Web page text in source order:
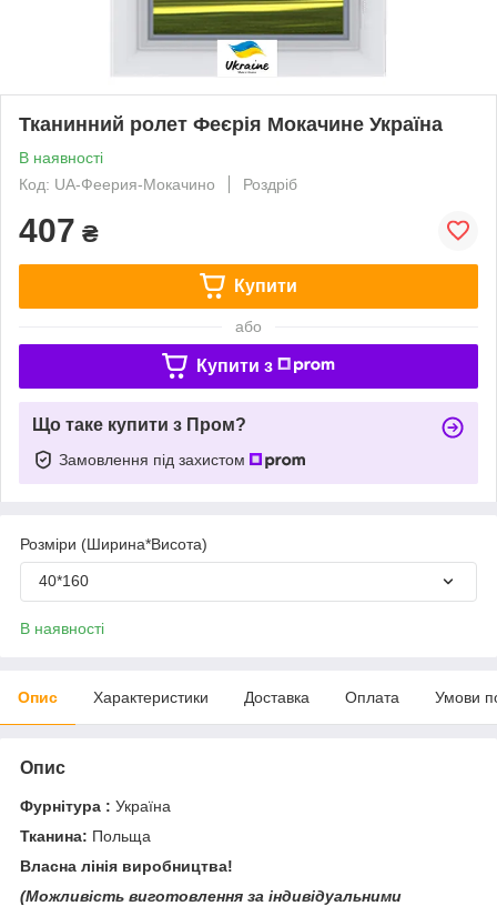
Тканинний ролет Феєрія Мокачине Україна
В наявності
Код: UA-Феерия-Мокачино
Роздріб
407 ₴
Купити
або
Купити з
Що таке купити з Пром?
Замовлення під захистом
Розміри (Ширина*Висота)
40*160
В наявності
Опис Характеристики Доставка Оплата Умови
Опис
Фурнітура : Україна
Тканина: Польща
Власна лінія виробництва!
(Можливість виготовлення за індивідуальними